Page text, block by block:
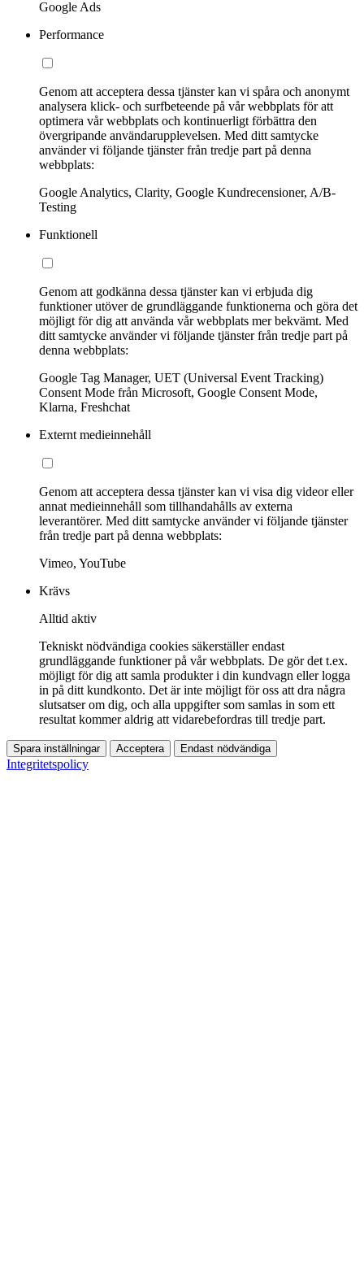
Google Ads
Performance
Genom att acceptera dessa tjänster kan vi spåra och anonymt
analysera klick- och surfbeteende på vår webbplats för att
optimera vår webbplats och kontinuerligt förbättra den
övergripande användarupplevelsen. Med ditt samtycke
använder vi följande tjänster från tredje part på denna
webbplats:
Google Analytics, Clarity, Google Kundrecensioner, A/B-
Testing
Funktionell
Genom att godkänna dessa tjänster kan vi erbjuda dig
funktioner utöver de grundläggande funktionerna och göra det
möjligt för dig att använda vår webbplats mer bekvämt. Med
ditt samtycke använder vi följande tjänster från tredje part på
denna webbplats:
Google Tag Manager, UET (Universal Event Tracking)
Consent Mode från Microsoft, Google Consent Mode,
Klarna, Freshchat
Externt medieinnehåll
Genom att acceptera dessa tjänster kan vi visa dig videor eller
annat medieinnehåll som tillhandahålls av externa
leverantörer. Med ditt samtycke använder vi följande tjänster
från tredje part på denna webbplats:
Vimeo, YouTube
Krävs
Alltid aktiv
Tekniskt nödvändiga cookies säkerställer endast
grundläggande funktioner på vår webbplats. De gör det t.ex.
möjligt för dig att samla produkter i din kundvagn eller logga
in på ditt kundkonto. Det är inte möjligt för oss att dra några
slutsatser om dig, och alla uppgifter som samlas in som ett
resultat kommer aldrig att vidarebefordras till tredje part.
Spara inställningar Acceptera Endast nödvändiga
Integritetspolicy